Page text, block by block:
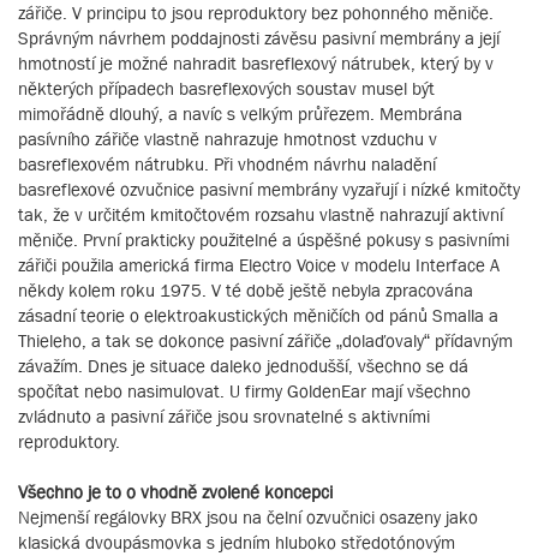
zářiče. V principu to jsou reproduktory bez pohonného měniče.
Správným návrhem poddajnosti závěsu pasivní membrány a její
hmotností je možné nahradit basreflexový nátrubek, který by v
některých případech basreflexových soustav musel být
mimořádně dlouhý, a navíc s velkým průřezem. Membrána
pasívního zářiče vlastně nahrazuje hmotnost vzduchu v
basreflexovém nátrubku. Při vhodném návrhu naladění
basreflexové ozvučnice pasivní membrány vyzařují i nízké kmitočty
tak, že v určitém kmitočtovém rozsahu vlastně nahrazují aktivní
měniče. První prakticky použitelné a úspěšné pokusy s pasivními
zářiči použila americká firma Electro Voice v modelu Interface A
někdy kolem roku 1975. V té době ještě nebyla zpracována
zásadní teorie o elektroakustických měničích od pánů Smalla a
Thieleho, a tak se dokonce pasivní zářiče „dolaďovaly“ přídavným
závažím. Dnes je situace daleko jednodušší, všechno se dá
spočítat nebo nasimulovat. U firmy GoldenEar mají všechno
zvládnuto a pasivní zářiče jsou srovnatelné s aktivními
reproduktory.
Všechno je to o vhodně zvolené koncepci
Nejmenší regálovky BRX jsou na čelní ozvučnici osazeny jako
klasická dvoupásmovka s jedním hluboko středotónovým